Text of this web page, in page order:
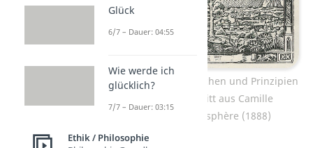
Was sind die letzten Ursachen und Prinzipien
der Welt? – Holzschnitt aus Camille
Flammarions L’Atmosphère (1888)
Glück
6/7 – Dauer: 04:55
Wie werde ich
glücklich?
7/7 – Dauer: 03:15
Ethik / Philosophie